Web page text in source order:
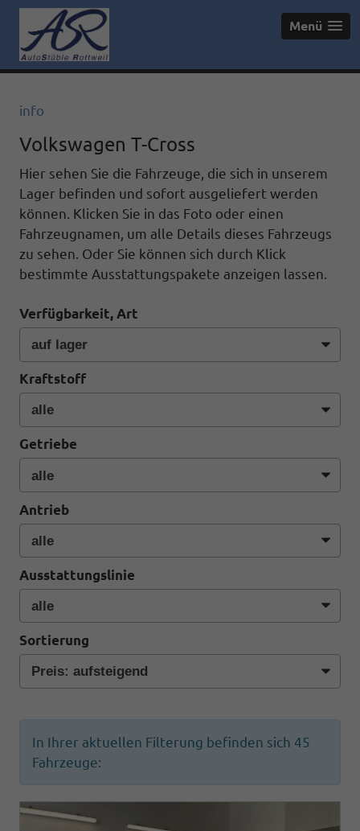
Menü
info
Volkswagen T-Cross
Hier sehen Sie die Fahrzeuge, die sich in unserem
Lager befinden und sofort ausgeliefert werden
können. Klicken Sie in das Foto oder einen
Fahrzeugnamen, um alle Details dieses Fahrzeugs
zu sehen. Oder Sie können sich durch Klick
bestimmte Ausstattungspakete anzeigen lassen.
Verfügbarkeit, Art
Kraftstoff
Getriebe
Antrieb
Ausstattungslinie
Sortierung
In Ihrer aktuellen Filterung befinden sich 45
Fahrzeuge: